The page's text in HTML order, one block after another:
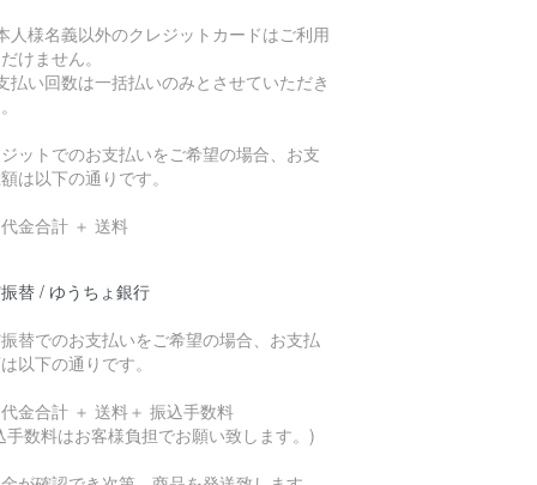
人様名義以外のクレジットカードはご利用
けません。
払い回数は一括払いのみとさせていただき
ットでのお支払いをご希望の場合、お支
は以下の通りです。
金合計 ＋ 送料
替 / ゆうちょ銀行
替でのお支払いをご希望の場合、お支払
以下の通りです。
金合計 ＋ 送料＋ 振込手数料
手数料はお客様負担でお願い致します。)